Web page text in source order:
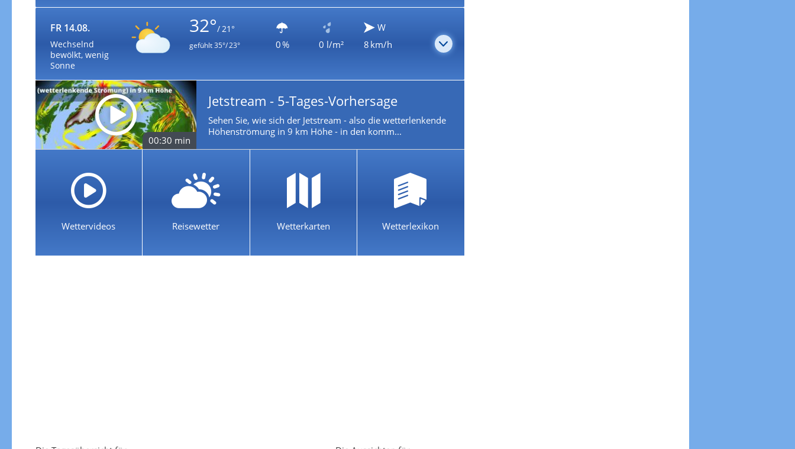
FR 14.08.
Wechselnd
bewölkt, wenig
Sonne
32°/ 21°
gefühlt35°/ 23° 0 % 0 l/m²
W
8 km/h
00:30 min
Jetstream - 5-Tages-Vorhersage
Sehen Sie, wie sich der Jetstream - also die wetterlenkende
Höhenströmung in 9 km Höhe - in den komm...
Wettervideos Reisewetter Wetterkarten Wetterlexikon